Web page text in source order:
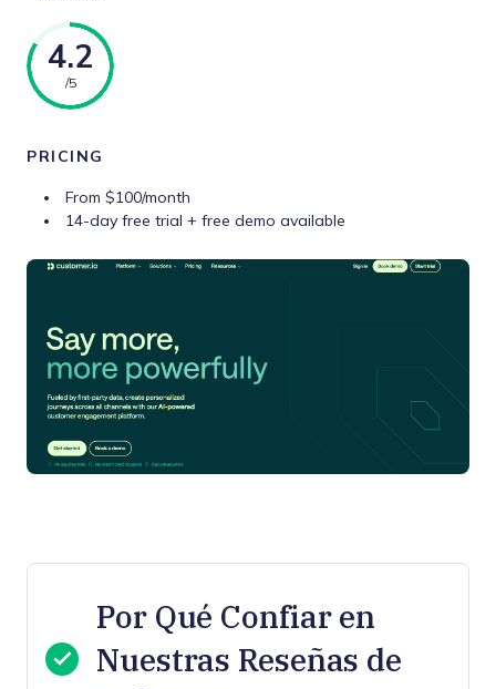
4.2
/5
PRICING
From $100/month
14-day free trial + free demo available
Por Qué Confiar en
Nuestras Reseñas de